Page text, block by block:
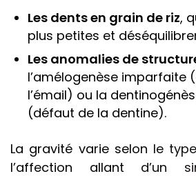
Les dents en grain de riz,
plus petites et
Les anomalies de
l’amélogenèse imparfaite
l’émail) ou la
(défaut de la dentine).
La gravité varie selon le
l’affection allant d’un